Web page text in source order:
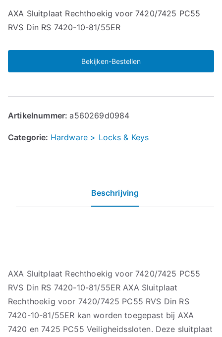
AXA Sluitplaat Rechthoekig voor 7420/7425 PC55
RVS Din RS 7420-10-81/55ER
Bekijken-Bestellen
Artikelnummer:a560269d0984
Categorie: Hardware > Locks & Keys
Beschrijving
AXA Sluitplaat Rechthoekig voor 7420/7425 PC55
RVS Din RS 7420-10-81/55ER AXA Sluitplaat
Rechthoekig voor 7420/7425 PC55 RVS Din RS
7420-10-81/55ER kan worden toegepast bij AXA
7420 en 7425 PC55 Veiligheidssloten. Deze sluitplaat